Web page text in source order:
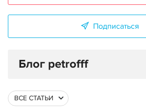
Подписаться
Блог petrofff
ВСЕ СТАТЬИ